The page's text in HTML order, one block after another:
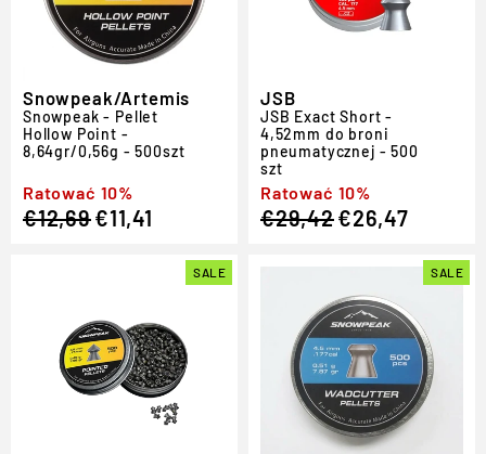
Snowpeak/Artemis
Snowpeak - Pellet
Hollow Point -
8,64gr/0,56g - 500szt
Ratować 10%
Regular
price
€12,69
Sale
price
€11,41
JSB
JSB Exact Short -
4,52mm do broni
pneumatycznej - 500
szt
Ratować 10%
Regular
price
€29,42
Sale
price
€26,47
SALE SALE